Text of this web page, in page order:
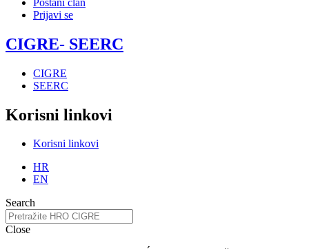
Prijavi se
CIGRE- SEERC
CIGRE
SEERC
Korisni linkovi
Korisni linkovi
HR
EN
Search
Close